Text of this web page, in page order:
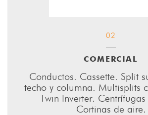
02
COMERCIAL
Conductos. Cassette. Split
techo y columna. Multisplits
Twin Inverter. Centrífugas
Cortinas de aire.